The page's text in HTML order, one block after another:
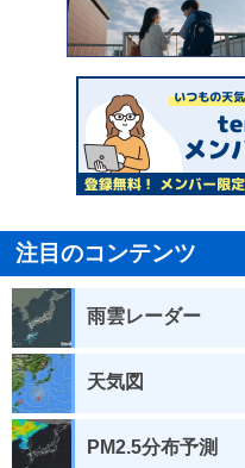
注目のコンテンツ
雨雲レーダー
天気図
PM2.5分布予測